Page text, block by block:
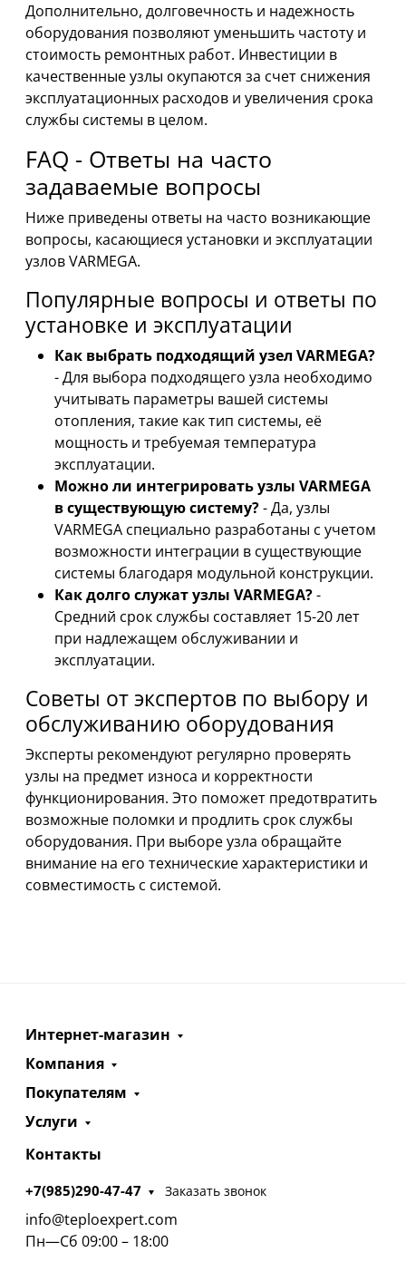
Дополнительно, долговечность и надежность
оборудования позволяют уменьшить частоту и
стоимость ремонтных работ. Инвестиции в
качественные узлы окупаются за счет снижения
эксплуатационных расходов и увеличения срока
службы системы в целом.
FAQ - Ответы на часто
задаваемые вопросы
Ниже приведены ответы на часто возникающие
вопросы, касающиеся установки и эксплуатации
узлов VARMEGA.
Популярные вопросы и ответы по
установке и эксплуатации
Как выбрать подходящий узел VARMEGA?
- Для выбора подходящего узла необходимо
учитывать параметры вашей системы
отопления, такие как тип системы, её
мощность и требуемая температура
эксплуатации.
Можно ли интегрировать узлы VARMEGA
в существующую систему?- Да, узлы
VARMEGA специально разработаны с учетом
возможности интеграции в существующие
системы благодаря модульной конструкции.
Как долго служат узлы VARMEGA?-
Средний срок службы составляет 15-20 лет
при надлежащем обслуживании и
эксплуатации.
Советы от экспертов по выбору и
обслуживанию оборудования
Эксперты рекомендуют регулярно проверять
узлы на предмет износа и корректности
функционирования. Это поможет предотвратить
возможные поломки и продлить срок службы
оборудования. При выборе узла обращайте
внимание на его технические характеристики и
совместимость с системой.
Интернет-магазин
Компания
Покупателям
Услуги
Контакты
+7(985)290-47-47 Заказать звонок
info@teploexpert.com
Пн—Сб 09:00 – 18:00